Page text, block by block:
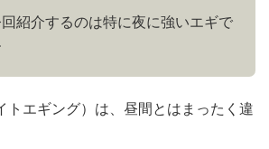
紹介するのは特に夜に強いエギで
トエギング）は、昼間とはまったく違